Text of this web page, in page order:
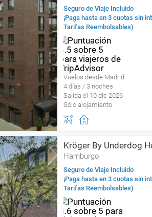
Seguro de Viaje Incluido
¡Paga hasta en 3 cuotas sin
Tarifas Reembolsables)
Vuelos desde Madrid
4 días / 3 noches
Salida el 10 dic 2026
Sólo alojamiento
Kröger By Underdog
Hamburgo
Seguro de Viaje Incluido
¡Paga hasta en 3 cuotas sin
Tarifas Reembolsables)